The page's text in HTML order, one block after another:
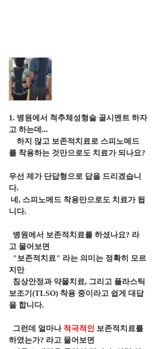
1. 병원에서 척추체성형술 골시멘트 하자
고 하는데...
하지 않고 보존적치료로 스피노메드
를 착용하는 것만으로도 치료가 되나요?
우선 제가 단답형으로 답을 드리겠습니
다.
네, 스피노메드 착용만으로도 치료가 됩
니다.
병원에서 보존적치료를 하셨나요? 라
고 물어보면
"보존적치료" 라는 의미는 정확히 모르
지만
침상안정과 약물치료, 그리고 플라스틱
보조기(TLSO) 착용 중이라고 쉽게 대답
을 합니다.
그런데 얼마나 적극적인 보존적치료를
하였는가? 라고 물어보면